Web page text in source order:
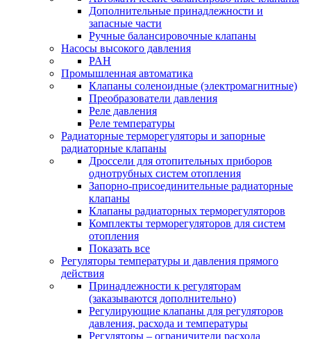
Дополнительные принадлежности и
запасные части
Ручные балансировочные клапаны
Насосы высокого давления
PAH
Промышленная автоматика
Клапаны соленоидные (электромагнитные)
Преобразователи давления
Реле давления
Реле температуры
Радиаторные терморегуляторы и запорные
радиаторные клапаны
Дроссели для отопительных приборов
однотрубных систем отопления
Запорно-присоединительные радиаторные
клапаны
Клапаны радиаторных терморегуляторов
Комплекты терморегуляторов для систем
отопления
Показать все
Регуляторы температуры и давления прямого
действия
Принадлежности к регуляторам
(заказываются дополнительно)
Регулирующие клапаны для регуляторов
давления, расхода и температуры
Регуляторы – ограничители расхода